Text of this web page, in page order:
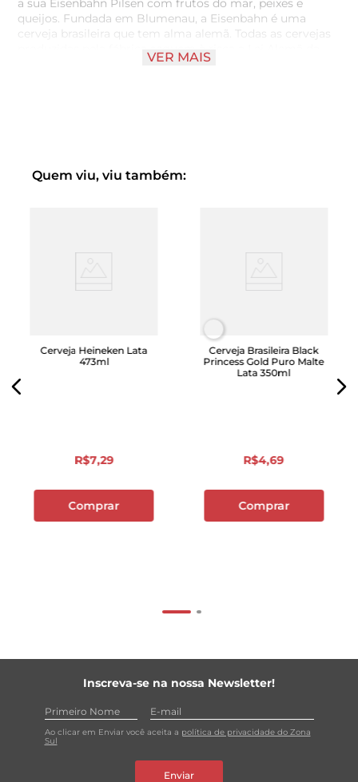
a sua Eisenbahn Pilsen com frutos do mar, peixes e
queijos. Fundada em Blumenau, a Eisenbahn é uma
cerveja brasileira que tem alma alemã. Todas as cervejas
produzidas pela fábrica seguem à risca a Lei Alemã da
VER MAIS
Quem viu, viu também:
Cerveja Heineken Lata
473ml
R$7,29
Comprar
Cerveja Brasileira Black
Princess Gold Puro Malte
Lata 350ml
R$4,69
Comprar
Inscreva-se na nossa Newsletter!
Ao clicar em Enviar você aceita a política de privacidade do Zona
Sul
Enviar